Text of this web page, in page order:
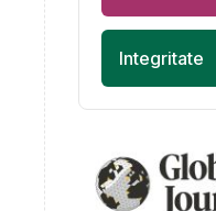
Integritate